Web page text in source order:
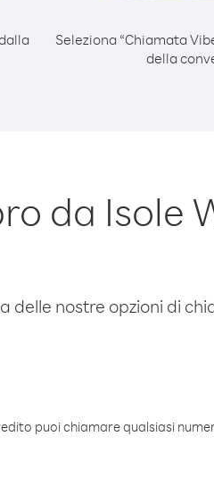
Seleziona “Chiamata
della
da Isole
nostre opzioni di
puoi chiamare qualsiasi